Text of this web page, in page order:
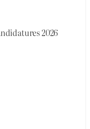
2026